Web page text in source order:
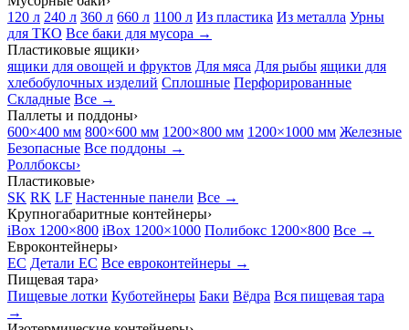
120 л 240 л 360 л 660 л 1100 л Из пластика Из металла Урны
для ТКО Все баки для мусора →
Пластиковые ящики›
ящики для овощей и фруктов Для мяса Для рыбы ящики для
хлебобулочных изделий Сплошные Перфорированные
Складные Все →
Паллеты и поддоны›
600×400 мм 800×600 мм 1200×800 мм 1200×1000 мм Железные
Безопасные Все поддоны →
Роллбоксы›
Пластиковые›
SK RK LF Настенные панели Все →
Крупногабаритные контейнеры›
iBox 1200×800 iBox 1200×1000 Полибокс 1200×800 Все →
Евроконтейнеры›
EC Детали EC Все евроконтейнеры →
Пищевая тара›
Пищевые лотки Куботейнеры Баки Вёдра Вся пищевая тара
→